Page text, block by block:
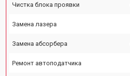
Чистка блока проявки
Замена лазера
Замена абсорбера
Ремонт автоподатчика